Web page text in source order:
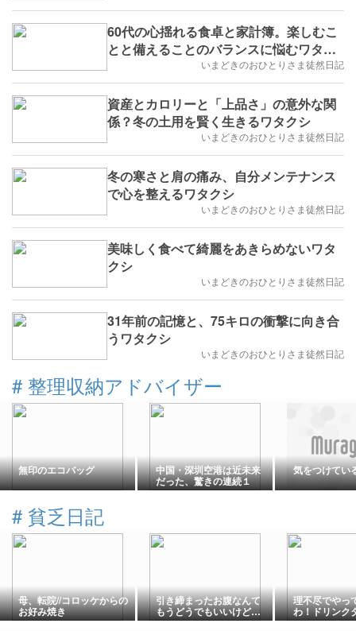
60代の心揺れる食卓と家計簿。楽しむこ
とと備えることのバランスに悩むワタク
いまどきのおひとりさま徒然日記
資産とカロリーと「上品さ」の意外な関
係？冬の土用を賢く生きるワタクシ
いまどきのおひとりさま徒然日記
冬の寒さと肩の痛み、自分メンテナンス
で心を整えるワタクシ
いまどきのおひとりさま徒然日記
美味しく食べて綺麗をあきらめないワタ
クシ
いまどきのおひとりさま徒然日記
31年前の記憶と、75キロの衝撃に向き合
うワタクシ
いまどきのおひとりさま徒然日記
# 整理収納アドバイザー
無印のエコバッグ 中国・深圳空港は近未来
だった、驚きの連続１
気をつけてい
# 貧乏日記
母、転院//コロッケからの
お好み焼き
引き締まったお腹なんて
もうどうでもいいけど…
理不尽でやっ
わ！ドリンク
分を入れ替え